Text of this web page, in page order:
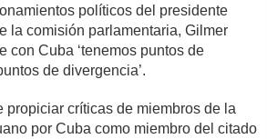
políticos del presidente
la comisión parlamentaria, Gilmer
con Cuba ‘tenemos puntos de
de divergencia’.
propiciar críticas de miembros de la
por Cuba como miembro del citado